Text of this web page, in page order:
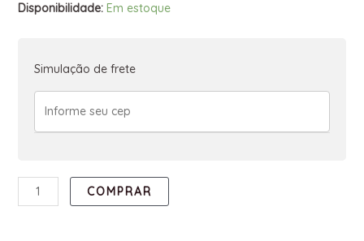
Disponibilidade: Em estoque
Simulação de frete
COMPRAR